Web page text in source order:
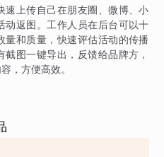
速上传自己在朋友圈、微博、小
动返图。工作人员在后台可以十
量和质量，快速评估活动的传播
图一键导出，反馈给品牌方，
，方便高效。